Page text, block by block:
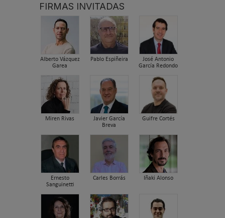
FIRMAS INVITADAS
Alberto Vázquez
Garea
Pablo Espiñeira
José Antonio
García Redondo
Miren Rivas
Javier García
Breva
Guifre Cortés
Ernesto
Sanguinetti
Carles Borrás Iñaki Alonso